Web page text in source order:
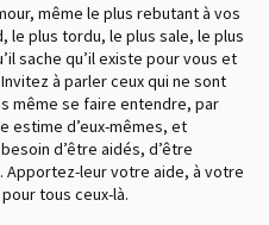
même le plus rebutant à vos
le plus tordu, le plus sale, le plus
sache qu’il existe pour vous et
à parler ceux qui ne sont
même se faire entendre, par
estime d’eux-mêmes, et
d’être aidés, d’être
Apportez-leur votre aide, à votre
tous ceux-là.